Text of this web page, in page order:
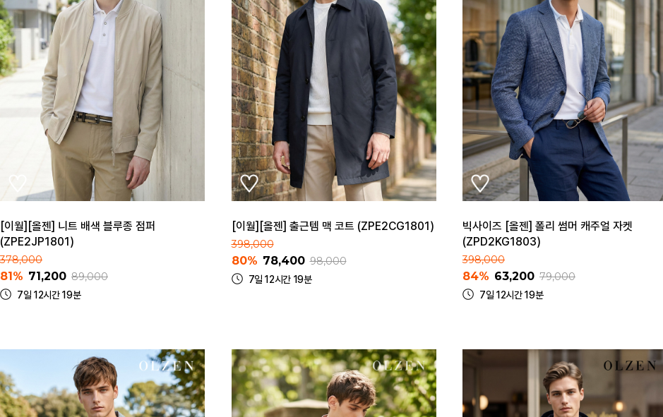
[이월][올젠] 니트 배색 블루종 점퍼
(ZPE2JP1801)
378,000
81% 71,200 89,000
7일 12시간 19분
[이월][올젠] 출근템 맥 코트 (ZPE2CG1801)
398,000
80% 78,400 98,000
7일 12시간 19분
빅사이즈 [올젠] 폴리 썸머 캐주얼 자켓
(ZPD2KG1803)
398,000
84% 63,200 79,000
7일 12시간 19분